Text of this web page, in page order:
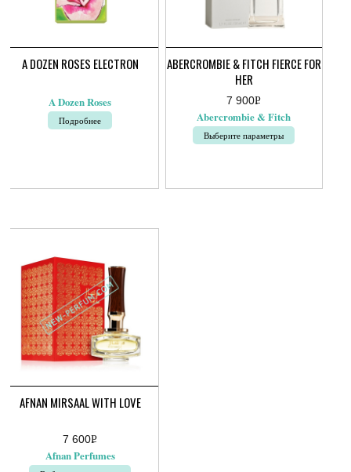
A DOZEN ROSES ELECTRON
A Dozen Roses
Подробнее
ABERCROMBIE & FITCH FIERCE FOR
HER
7 900Р
УБ.
Abercrombie & Fitch
Выберите параметры
имеет
AFNAN MIRSAAL WITH LOVE
7 600Р
УБ.
Afnan Perfumes